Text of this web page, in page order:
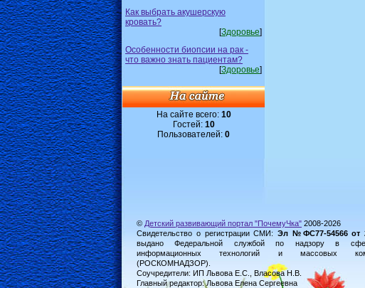
Как выбрать акушерскую
кровать?
[Здоровье]
Особенности биопсии на рак -
что важно знать пациентам?
[Здоровье]
На сайте всего: 10
Гостей: 10
Пользователей: 0
© Детский развивающий портал "ПочемуЧка" 2008-2026
Свидетельство о регистрации СМИ: Эл №ФС77-54566 от
выдано Федеральной службой по надзору в
информационных технологий и массовых
(РОСКОМНАДЗОР).
Соучредители: ИП Львова Е.С., Власова Н.В.
Главный редактор: Львова Елена Сергеевна